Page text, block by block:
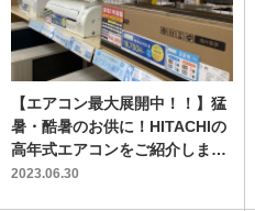
【エアコン最大展開中！！】猛
暑・酷暑のお供に！HITACHIの
高年式エアコンをご紹介しま
す！！
2023.06.30